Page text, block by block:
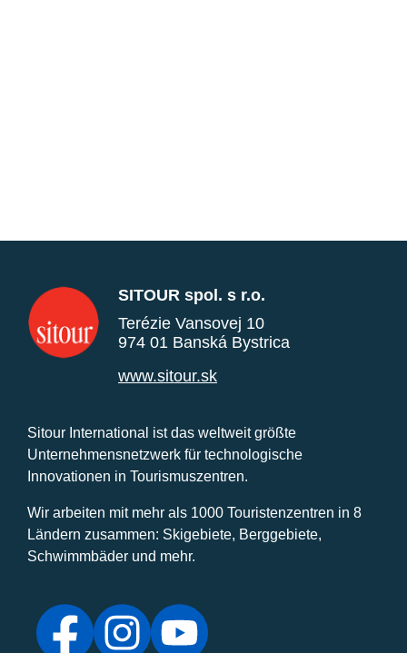
SITOUR spol. s r.o.
Terézie Vansovej 10
974 01 Banská Bystrica
www.sitour.sk
Sitour International ist das weltweit größte
Unternehmensnetzwerk für technologische
Innovationen in Tourismuszentren.
Wir arbeiten mit mehr als 1000 Touristenzentren in 8
Ländern zusammen: Skigebiete, Berggebiete,
Schwimmbäder und mehr.